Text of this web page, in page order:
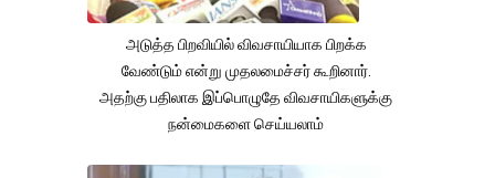
அடுத்த பிறவியில் விவசாயியாக பிறக்க
வேண்டும் என்று முதலமைச்சர் கூறினார்.
அதற்கு பதிலாக இப்பொழுதே விவசாயிகளுக்கு
நன்மைகளை செய்யலாம்